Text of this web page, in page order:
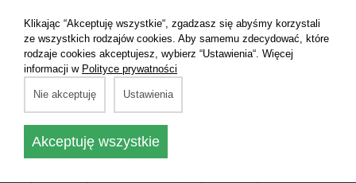
20,00 zł 20,00 zł
Lakeland Kombinezon
lakierniczy - XXL -
Klikając “Akceptuję wszystkie“, zgadzasz się abyśmy korzystali
ze wszystkich rodzajów cookies. Aby samemu zdecydować, które
rodzaje cookies akceptujesz, wybierz “Ustawienia“. Więcej
informacji w Polityce prywatności
Nie akceptuję Ustawienia
Akceptuję wszystkie